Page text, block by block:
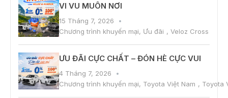
VI VU MUÔN NƠI
15 Tháng 7, 2026
Chương trình khuyến mại, Ưu đãi , Veloz Cross
ƯU ĐÃI CỰC CHẤT – ĐÓN HÈ CỰC VUI
4 Tháng 7, 2026
Chương trình khuyến mại, Toyota Việt Nam , Toyota